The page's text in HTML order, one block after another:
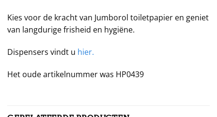
Kies voor de kracht van Jumborol toiletpapier en geniet
van langdurige frisheid en hygiëne.
Dispensers vindt u hier.
Het oude artikelnummer was HP0439